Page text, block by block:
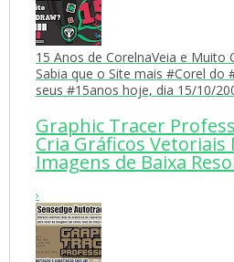
15 Anos de CorelnaVeia e Muito
Sabia que o Site mais #Corel do
seus #15anos hoje, dia 15/10/
Graphic Tracer
Cria Gráficos Vetoriais
Imagens de Baixa
›